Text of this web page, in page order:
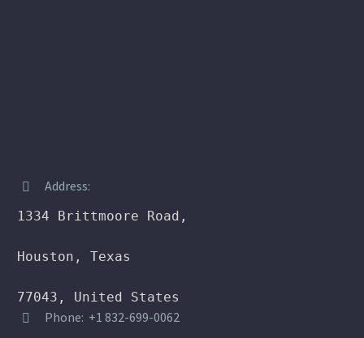

 Address:
1334 Brittmoore Road,
Houston, Texas
77043, United States

 Phone: +1 832-699-0062